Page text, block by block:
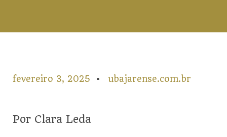
fevereiro 3, 2025 ubajarense.com.br
Por Clara Leda